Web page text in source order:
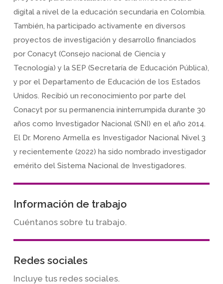
digital a nivel de la educación secundaria en Colombia.
También, ha participado activamente en diversos
proyectos de investigación y desarrollo financiados
por Conacyt (Consejo nacional de Ciencia y
Tecnología) y la SEP (Secretaría de Educación Pública),
y por el Departamento de Educación de los Estados
Unidos. Recibió un reconocimiento por parte del
Conacyt por su permanencia ininterrumpida durante 30
años como Investigador Nacional (SNI) en el año 2014.
El Dr. Moreno Armella es Investigador Nacional Nivel 3
y recientemente (2022) ha sido nombrado investigador
emérito del Sistema Nacional de Investigadores.
Información de trabajo
Cuéntanos sobre tu trabajo.
Redes sociales
Incluye tus redes sociales.